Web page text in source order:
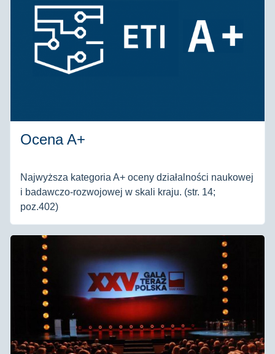
Ocena A+
Najwyższa kategoria A+ oceny działalności naukowej
i badawczo-rozwojowej w skali kraju. (str. 14;
poz.402)